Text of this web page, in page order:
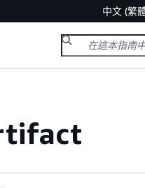
中文 (繁